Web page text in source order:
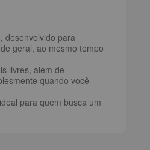
desenvolvido para
geral, ao mesmo tempo
livres, além de
quando você
para quem busca um